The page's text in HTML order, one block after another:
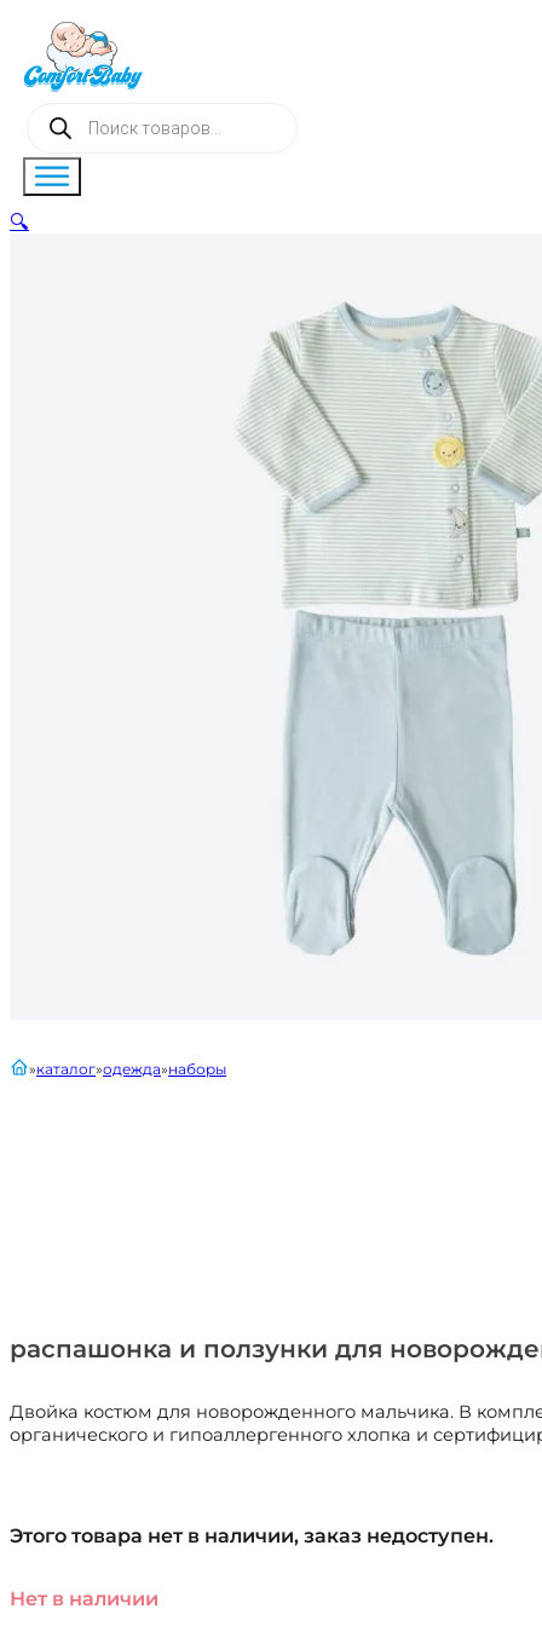
Поиск
товаров
распашонка и ползунки для
Двойка костюм для новорожденного мальчика. В
органического и гипоаллергенного хлопка и
главнаякаталог одежда наборы
Этого товара нет в наличии, заказ недоступен.
Нет в наличии
🔍